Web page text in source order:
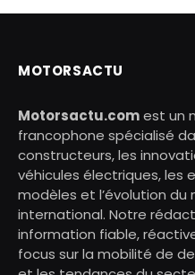
MOTORSACTU
Motorsactu.comest un
francophone spécialisé
constructeurs, les
véhicules électriques, les
modèles et l’évolution
international. Notre
information fiable,
focus sur la mobilité de